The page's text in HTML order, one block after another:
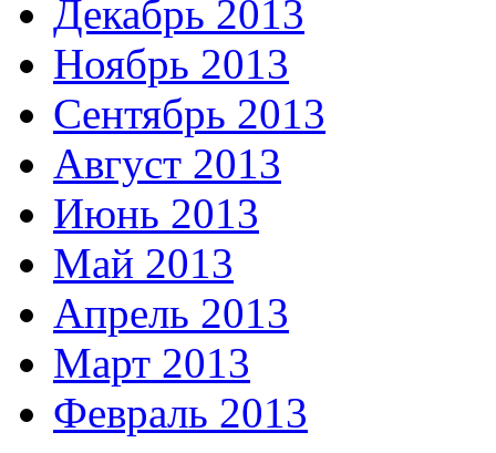
Декабрь 2013
Ноябрь 2013
Сентябрь 2013
Август 2013
Июнь 2013
Май 2013
Апрель 2013
Март 2013
Февраль 2013